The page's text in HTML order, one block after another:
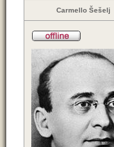
Carmello Šešelj